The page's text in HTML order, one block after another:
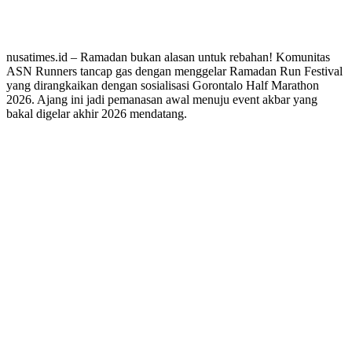
nusatimes.id – Ramadan bukan alasan untuk rebahan! Komunitas
ASN Runners tancap gas dengan menggelar Ramadan Run Festival
yang dirangkaikan dengan sosialisasi Gorontalo Half Marathon
2026. Ajang ini jadi pemanasan awal menuju event akbar yang
bakal digelar akhir 2026 mendatang.